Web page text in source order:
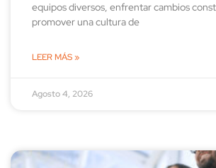
equipos diversos, enfrentar cambios
promover una cultura de
LEER MÁS »
Agosto 4, 2026